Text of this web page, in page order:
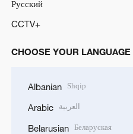
Русский
CCTV+
CHOOSE YOUR LANGUAGE
Albanian Shqip
Arabic العربية
Belarusian Беларуская